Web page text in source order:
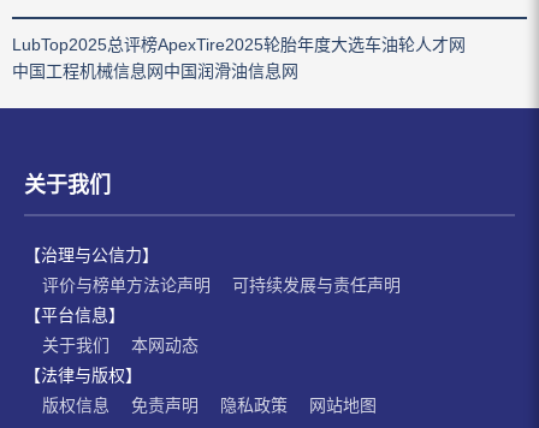
LubTop2025总评榜ApexTire2025轮胎年度大选车油轮人才网
中国工程机械信息网中国润滑油信息网
关于我们
【治理与公信力】
评价与榜单方法论声明
可持续发展与责任声明
【平台信息】
关于我们
本网动态
【法律与版权】
版权信息
免责声明 隐私政策 网站地图